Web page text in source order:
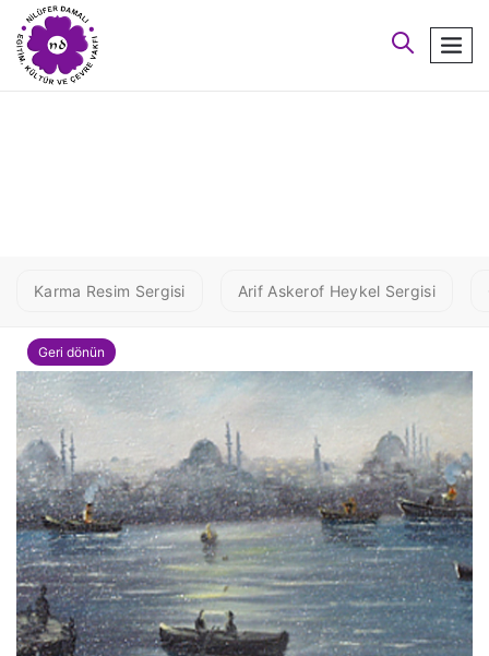
arayın
Karma Resim Sergisi Arif Askerof Heykel Sergisi
Geri dönün